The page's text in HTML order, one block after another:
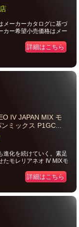
メーカーカタログに基づ
カー希望小売価格はメー
詳細はこちら
IV JAPAN MIX モ
ミックス P1GC...
化を続けていく。素足
たモレリアネオ IV MIXモ
詳細はこちら